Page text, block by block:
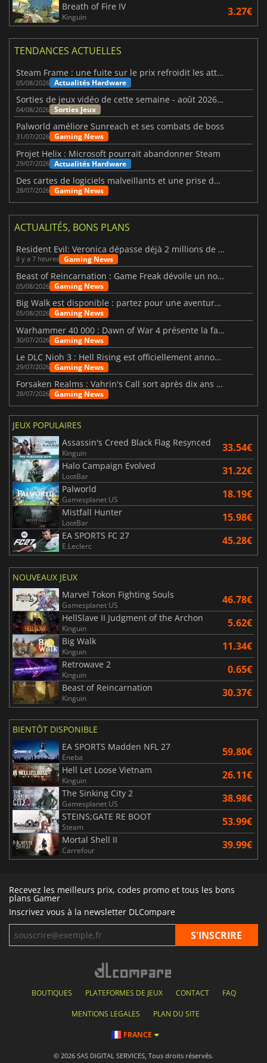
Breath of Fire IV
Kinguin 3.27€
TENDANCES ACTUELLES
Steam Frame : une fuite sur le prix refroidit les attentes VR
05/08/2026 Actualités Hardware
Sorties de jeux vidéo de cette semaine - août 2026 (semaine 32)
04/08/2026 Sorties Jeux
Palworld améliore Sunreach et ses combats de boss
31/07/2026 Gaming News
Projet Helix : Microsoft pourrait abandonner Steam
29/07/2026 Actualités Hardware
Des cartes de logiciels malveillants et une prise de contrôle de Discord ont touché Meccha Chameleon
28/07/2026 Gaming News
ACTUALITÉS, BONS PLANS
Resident Evil: Veronica dépasse déjà 2 millions de wishlists
il y a 7 heures Gaming News
Beast of Reincarnation : Game Freak dévoile un nouveau pari
05/08/2026 Gaming News
Big Walk est disponible : partez pour une aventure entre amis
05/08/2026 Gaming News
Warhammer 40 000 : Dawn of War 4 présente la faction des Nécrons
30/07/2026 Gaming News
Le DLC Nioh 3 : Hell Rising est officiellement annoncé
29/07/2026 Gaming News
Forsaken Realms : Vahrin's Call sort après dix ans de développement
28/07/2026 Gaming News
JEUX POPULAIRES
Assassin's Creed Black Flag Resynced
Kinguin 33.54€
Halo Campaign Evolved
LootBar 31.22€
Palworld
Gamesplanet US 18.19€
Mistfall Hunter
LootBar 15.98€
EA SPORTS FC 27
E.Leclerc 45.28€
NOUVEAUX JEUX
Marvel Tokon Fighting Souls
Gamesplanet US 46.78€
HellSlave II Judgment of the Archon
Kinguin 5.62€
Big Walk
Kinguin 11.34€
Retrowave 2
Kinguin 0.65€
Beast of Reincarnation
Kinguin 30.37€
BIENTÔT DISPONIBLE
EA SPORTS Madden NFL 27
Eneba 59.80€
Hell Let Loose Vietnam
Kinguin 26.11€
The Sinking City 2
Gamesplanet US 38.98€
STEINS;GATE RE BOOT
Steam 53.99€
Mortal Shell II
Carrefour 39.99€
Recevez les meilleurs prix, codes promo et tous les bons
plans Gamer
Inscrivez vous à la newsletter DLCompare
BOUTIQUES PLATEFORMES DE JEUX CONTACT FAQ
MENTIONS LEGALES PLAN DU SITE
FRANCE
© 2026 SAS DIGITAL SERVICES, Tous droits réservés.